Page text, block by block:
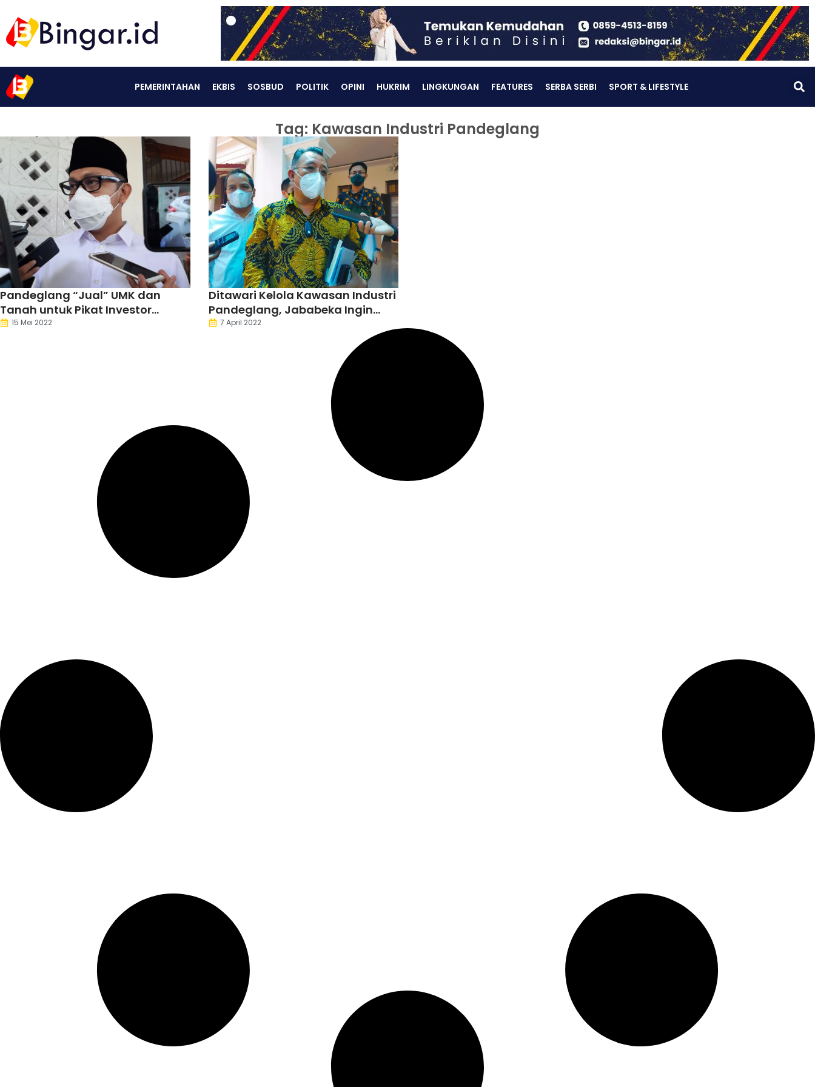
PEMERINTAHAN EKBIS SOSBUD POLITIK OPINI HUKRIM LINGKUNGAN FEATURES SERBA SERBI SPORT & LIFESTYLE
Tag: Kawasan Industri Pandeglang
Pandeglang “Jual” UMK dan
Tanah untuk Pikat Investor
Kembangkan Kawasan Industri
15 Mei 2022
Ditawari Kelola Kawasan Industri
Pandeglang, Jababeka Ingin
Fokus Kembangkan Tanjung
7 April 2022